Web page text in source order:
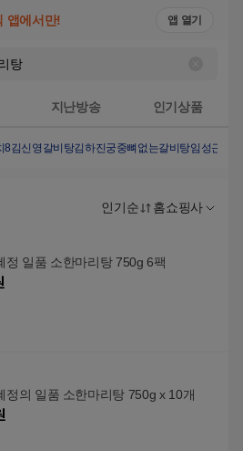
앱에서만! 앱 열기
지난방송 인기상품
8김신영갈비탕김하진궁중뼈없는갈비탕임성근특
인기순 홈쇼핑사
정 일품 소한마리탕 750g 6팩
정의 일품 소한마리탕 750g x 10개